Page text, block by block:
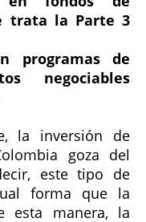
trata la Parte 3
programas de
negociables
la inversión de
goza del
este tipo de
forma que la
esta manera, la